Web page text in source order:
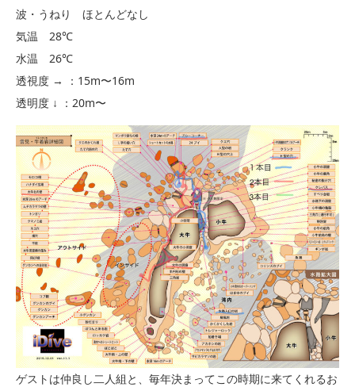
波・うねり ほとんどなし
気温 28℃
水温 26℃
透視度 → ：15m〜16m
透明度 ↓ ：20m〜
ゲストは仲良し二人組と、毎年決まってこの時期に来てくれるお